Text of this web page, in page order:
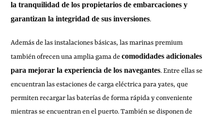
la tranquilidad de los propietarios de embarcaciones y
garantizan la integridad de sus inversiones.
Además de las instalaciones básicas, las marinas premium
también ofrecen una amplia gama decomodidades adicionales
para mejorar la experiencia de los navegantes. Entre ellas se
encuentran las estaciones de carga eléctrica para yates, que
permiten recargar las baterías de forma rápida y conveniente
mientras se encuentran en el puerto. También se disponen de